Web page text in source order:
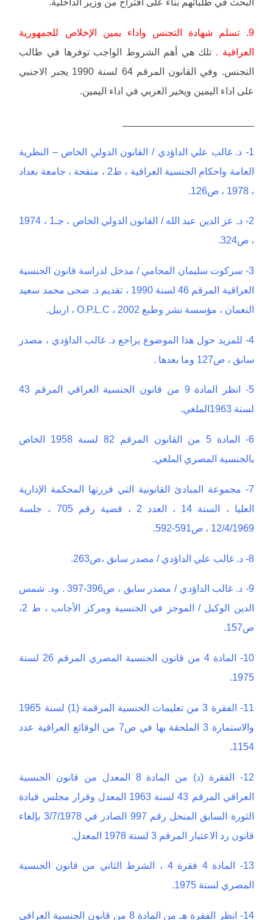
9. تسلم شهادة التجنس واداء يمين الإخلاص للجمهورية
العراقية . تلك هي أهم الشروط الواجب توفرها في طالب
التجنس. وفي القانون المرقم 64 لسنة 1990 يجبر الاجنبي
على اداء اليمين ويخير العربي في اداء اليمين.
1- د. غالب علي الداؤدي / القانون الدولي الخاص – النظرية
العامة واحكام الجنسية العراقية ، ط2 ، منقحة ، جامعة بغداد
، 1978 ، ص126.
2- د. عز الدين عبد الله / القانون الدولي الخاص ، جـ1 ، 1974
، ص324.
3- سركوت سليمان المحامي / مدخل لدراسة قانون الجنسية
العراقية المرقم 46 لسنة 1990 ، تقديم د. ضحى محمد سعيد
النعمان ، مؤسسة نشر وطبع O.P.L.C ، 2002 ، اربيل.
4- للمزيد حول هذا الموضوع يراجع د. غالب الداؤدي ، مصدر
سابق ، ص127 وما بعدها .
5- انظر المادة 9 من قانون الجنسية العراقي المرقم 43
لسنة 1963الملغي.
6- المادة 5 من القانون المرقم 82 لسنة 1958 الخاص
بالجنسية المصري الملغي.
7- مجموعة المبادئ القانونية التي قررتها المحكمة الإدارية
العليا ، السنة 14 ، العدد 2 ، قضية رقم 705 ، جلسة
12/4/1969 ، ص591-592.
8- د. غالب علي الداؤدي / مصدر سابق ،ص263.
9- د. غالب الداؤدي / مصدر سابق ، ص396-397 . ود. شمس
الدين الوكيل / الموجز في الجنسية ومركز الأجانب ، ط 2،
ص157.
10- المادة 4 من قانون الجنسية المصري المرقم 26 لسنة
1975.
11- الفقرة 3 من تعليمات الجنسية المرقمة (1) لسنة 1965
والاستمارة 3 الملحقة بها في ص7 من الوقائع العراقية عدد
1154.
12- الفقرة (د) من المادة 8 المعدل من قانون الجنسية
العراقي المرقم 43 لسنة 1963 المعدل وقرار مجلس قيادة
الثورة السابق المنحل رقم 997 الصادر في 3/7/1978 بإلغاء
قانون رد الاعتبار المرقم 3 لسنة 1978 المعدل.
13- المادة 4 فقرة 4 ، الشرط الثاني من قانون الجنسية
المصري لسنة 1975.
14- انظر الفقرة هـ من المادة 8 من قانون الجنسية العراقي